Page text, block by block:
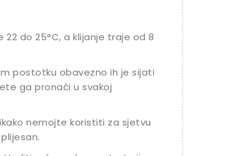
do 25°C, a klijanje traje od 8
postotku obavezno ih je sijati
ga pronaći u svakoj
nemojte koristiti za sjetvu